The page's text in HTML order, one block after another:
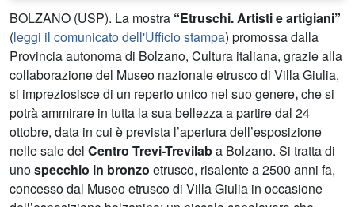
BOLZANO (USP). La mostra “Etruschi. Artisti e artigiani”
(leggi il comunicato dell'Ufficio stampa) promossa dalla
Provincia autonoma di Bolzano, Cultura italiana, grazie alla
collaborazione del Museo nazionale etrusco di Villa Giulia,
si impreziosisce di un reperto unico nel suo genere,che si
potrà ammirare in tutta la sua bellezza a partire dal 24
ottobre, data in cui è prevista l’apertura dell’esposizione
nelle sale del Centro Trevi-Trevilaba Bolzano. Si tratta di
unospecchio in bronzo etrusco, risalente a 2500 anni fa,
concesso dal Museo etrusco di Villa Giulia in occasione